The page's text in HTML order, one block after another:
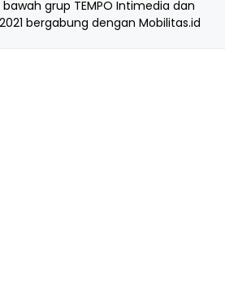
grup TEMPO Intimedia dan
bergabung dengan Mobilitas.id